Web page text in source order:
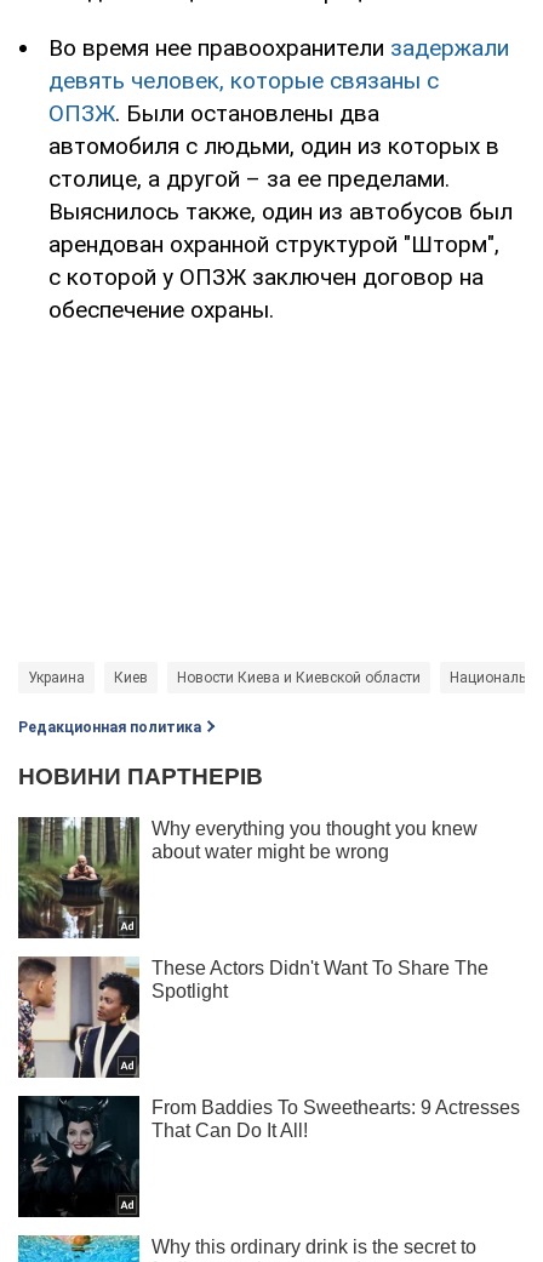
Во время нее правоохранители задержали
девять человек, которые связаны с
ОПЗЖ. Были остановлены два
автомобиля с людьми, один из которых в
столице, а другой – за ее пределами.
Выяснилось также, один из автобусов был
арендован охранной структурой "Шторм",
с которой у ОПЗЖ заключен договор на
обеспечение охраны.
Украина Киев Новости Киева и Киевской области
Редакционная политика